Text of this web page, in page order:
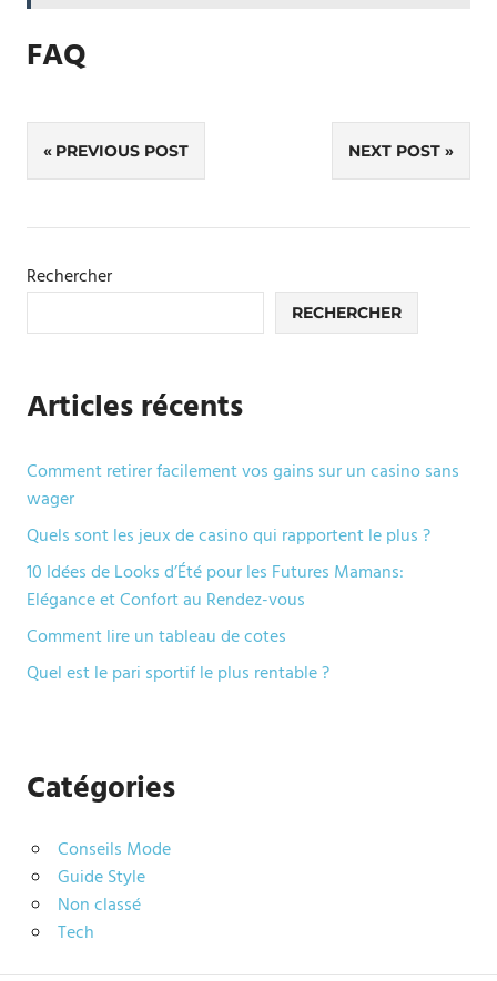
FAQ
Navigation
de
l’article
PREVIOUS POST NEXT POST
Rechercher
RECHERCHER
Articles récents
Comment retirer facilement vos gains sur un casino sans
wager
Quels sont les jeux de casino qui rapportent le plus ?
10 Idées de Looks d’Été pour les Futures Mamans:
Elégance et Confort au Rendez-vous
Comment lire un tableau de cotes
Quel est le pari sportif le plus rentable ?
Catégories
Conseils Mode
Guide Style
Non classé
Tech